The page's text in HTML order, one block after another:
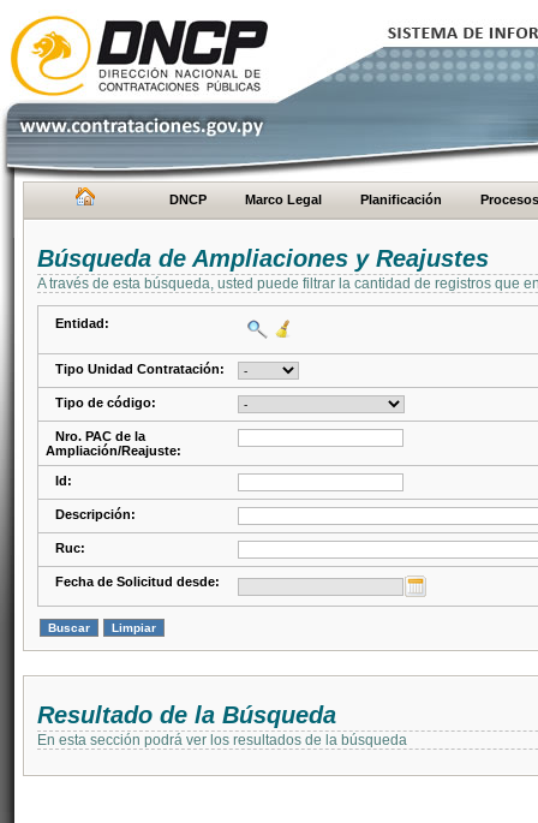
DNCP Marco Legal Planificación Procesos
Búsqueda de Ampliaciones y Reajustes
A través de esta búsqueda, usted puede filtrar la cantidad de registros que
Entidad:
Tipo Unidad Contratación:
Tipo de código:
Nro. PAC de la
Ampliación/Reajuste:
Id:
Descripción:
Ruc:
Fecha de Solicitud desde:
Resultado de la Búsqueda
En esta sección podrá ver los resultados de la búsqueda